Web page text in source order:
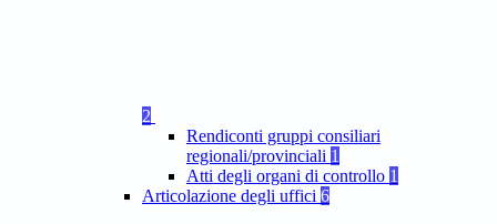
2
Rendiconti gruppi consiliari
regionali/provinciali 1
Atti degli organi di controllo 1
Articolazione degli uffici 6